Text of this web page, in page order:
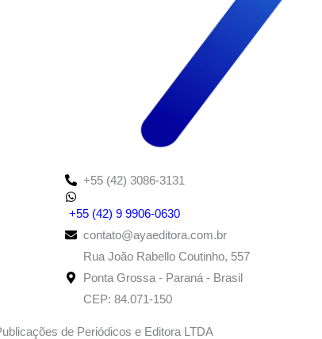
+55 (42) 3086-3131
+55 (42) 9 9906-0630
contato@ayaeditora.com.br
Rua João Rabello Coutinho, 557
Ponta Grossa - Paraná - Brasil
CEP: 84.071-150
de Periódicos e Editora LTDA